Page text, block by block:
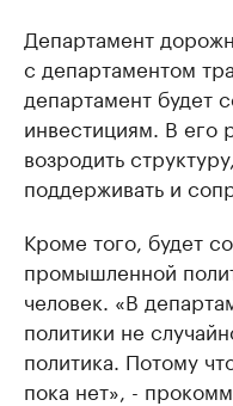
Департамент
с департаментом
департамент будет
инвестициям. В его
возродить
поддерживать и
Кроме того, будет
промышленной
человек. «В
политики не
политика. Потому
пока нет», -